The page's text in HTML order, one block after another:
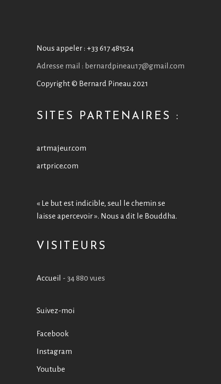
Nous appeler : +33 617 481524
Adresse mail : bernardpineau17@gmail.com
Copyright © Bernard Pineau 2021
SITES PARTENAIRES :
artmajeur.com
artprice.com
« Le but est indicible, seul le chemin se
laisse apercevoir ». Nous a dit le Bouddha.
VISITEURS
Accueil - 34 880 vues
Suivez-moi
Facebook
Instagram
Youtube